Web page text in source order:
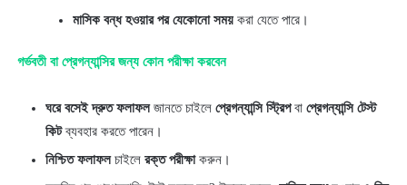
মাসিক বন্ধ হওয়ার পর যেকোনো সময়করা যেতে পারে।
গর্ভবতী বা প্রেগন্যান্সির জন্য কোন পরীক্ষা করবেন
ঘরে বসেই দ্রুত ফলাফলজানতে চাইলে প্রেগন্যান্সি স্ট্রিপবা প্রেগন্যান্সি টেস্ট
কিটব্যবহার করতে পারেন।
নিশ্চিত ফলাফলচাইলে রক্ত পরীক্ষাকরুন।